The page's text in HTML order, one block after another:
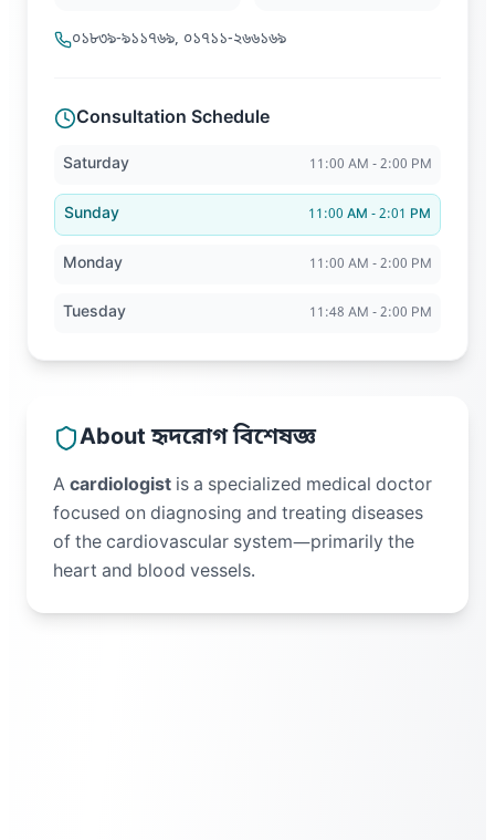
০১৮৩৯-৯১১৭৬৯, ০১৭১১-২৬৬১৬৯
Consultation Schedule
Saturday 11:00 AM - 2:00 PM
Sunday 11:00 AM - 2:01 PM
Monday 11:00 AM - 2:00 PM
Tuesday 11:48 AM - 2:00 PM
Aboutহৃদরোগ বিশেষজ্ঞ
Acardiologist is a specialized medical doctor
focused on diagnosing and treating diseases
of the cardiovascular system—primarily the
heart and blood vessels.​